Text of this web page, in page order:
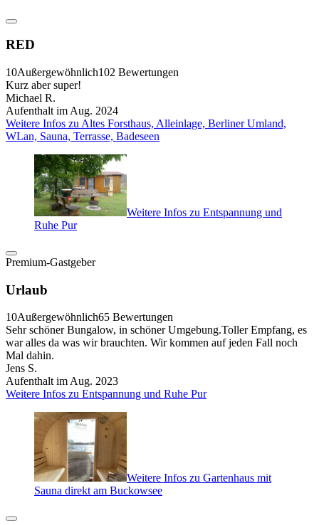
RED
10Außergewöhnlich102 Bewertungen
Kurz aber super!
Michael R.
Aufenthalt im Aug. 2024
Weitere Infos zu Altes Forsthaus, Alleinlage, Berliner Umland,
WLan, Sauna, Terrasse, Badeseen
Weitere Infos zu Entspannung und
Ruhe Pur
Premium-Gastgeber
Urlaub
10Außergewöhnlich65 Bewertungen
Sehr schöner Bungalow, in schöner Umgebung.Toller Empfang, es
war alles da was wir brauchten. Wir kommen auf jeden Fall noch
Mal dahin.
Jens S.
Aufenthalt im Aug. 2023
Weitere Infos zu Entspannung und Ruhe Pur
Weitere Infos zu Gartenhaus mit
Sauna direkt am Buckowsee